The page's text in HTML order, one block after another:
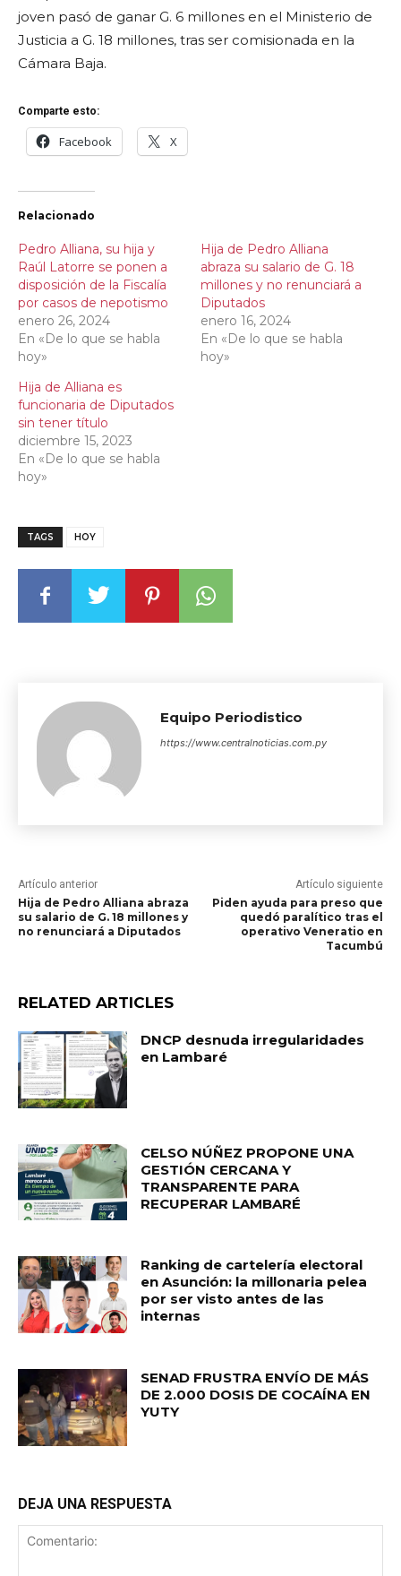
joven pasó de ganar G. 6 millones en el Ministerio de
Justicia a G. 18 millones, tras ser comisionada en la
Cámara Baja.
Comparte esto:
Facebook X
Relacionado
Pedro Alliana, su hija y
Raúl Latorre se ponen a
disposición de la Fiscalía
por casos de nepotismo
enero 26, 2024
En «De lo que se habla
hoy»
Hija de Pedro Alliana
abraza su salario de G. 18
millones y no renunciará a
Diputados
enero 16, 2024
En «De lo que se habla
hoy»
Hija de Alliana es
funcionaria de Diputados
sin tener título
diciembre 15, 2023
En «De lo que se habla
hoy»
TAGS HOY
Equipo Periodistico
https://www.centralnoticias.com.py
Artículo anterior
Hija de Pedro Alliana abraza
su salario de G. 18 millones y
no renunciará a Diputados
Artículo siguiente
Piden ayuda para preso que
quedó paralítico tras el
operativo Veneratio en
Tacumbú
RELATED ARTICLES
DNCP desnuda irregularidades
en Lambaré
CELSO NÚÑEZ PROPONE UNA
GESTIÓN CERCANA Y
TRANSPARENTE PARA
RECUPERAR LAMBARÉ
Ranking de cartelería electoral
en Asunción: la millonaria pelea
por ser visto antes de las
internas
SENAD FRUSTRA ENVÍO DE MÁS
DE 2.000 DOSIS DE COCAÍNA EN
YUTY
DEJA UNA RESPUESTA